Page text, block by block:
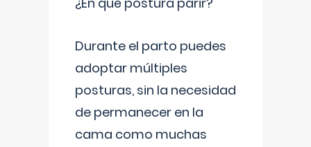
Durante el parto puedes
adoptar múltiples
posturas, sin la necesidad
de permanecer en la
cama como muchas